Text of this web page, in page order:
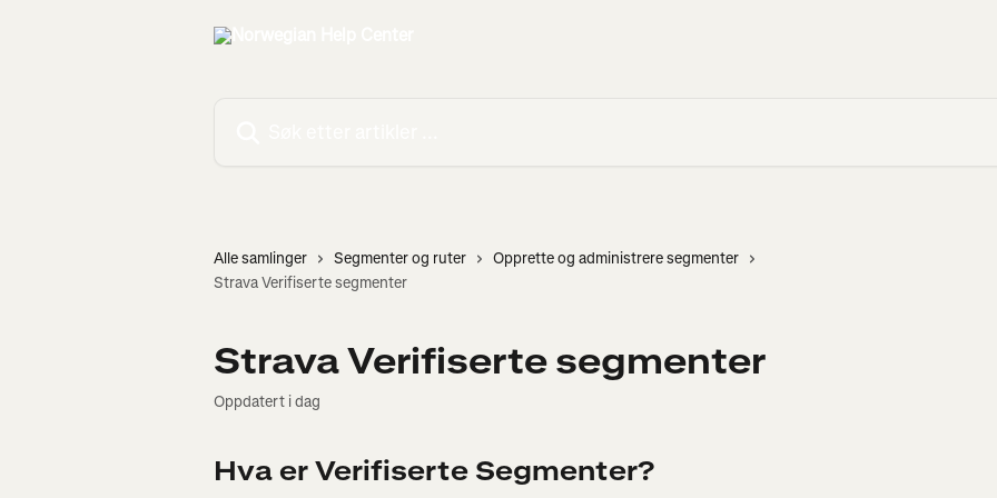
Alle samlinger Segmenter og ruter
Opprette og administrere segmenter
Strava Verifiserte segmenter
Strava Verifiserte segmenter
Oppdatert i dag
Hva er Verifiserte Segmenter?